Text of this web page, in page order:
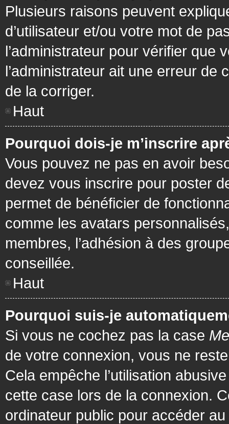
Plusieurs raisons peuvent
d’utilisateur et/ou votre mot de
l’administrateur pour vérifier que
l’administrateur ait une erreur de
de la corriger.
Haut
Pourquoi dois-je m’inscrire
Vous pouvez ne pas en avoir
devez vous inscrire pour poster
permet de bénéficier de
comme les avatars
membres, l’adhésion à des
conseillée.
Haut
Pourquoi suis-je
Si vous ne cochez pas la case
de votre connexion, vous ne
Cela empêche l’utilisation
cette case lors de la connexion.
ordinateur public pour accéder